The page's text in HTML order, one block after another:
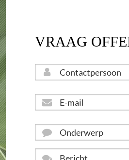
VRAAG
Contactpersoon *
E-
mail
Onderwerp
Bericht